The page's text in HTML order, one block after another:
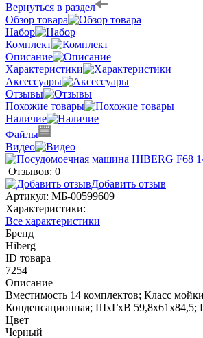
Вернуться в раздел
Обзор товара
Набор
Комплект
Описание
Характеристики
Аксессуары
Отзывы
Похожие товары
Наличие
Файлы
Видео
Отзывов: 0
Добавить отзыв
Артикул: МБ-00599609
Характеристики:
Все характеристики
Бренд
Hiberg
ID товара
7254
Описание
Вместимость 14 комплектов; Класс
Конденсационная; ШхГхВ 59,8х61х84,5;
Цвет
Черный